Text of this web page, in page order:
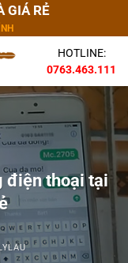
GIÁ RẺ
HOTLINE:
0763.463.111
điện thoại tại
LYLAU